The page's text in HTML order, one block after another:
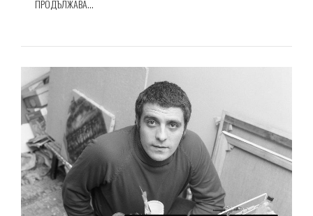
ПРОДЪЛЖАВА...